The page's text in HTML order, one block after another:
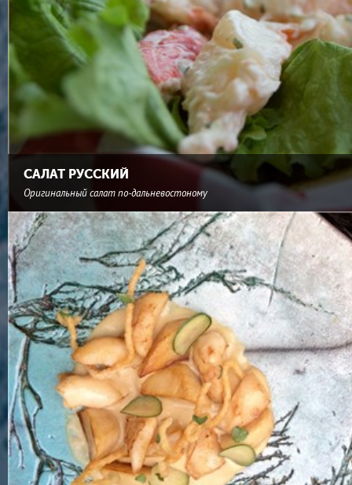
САЛАТ РУССКИЙ
Оригинальный салат по-дальневостоному